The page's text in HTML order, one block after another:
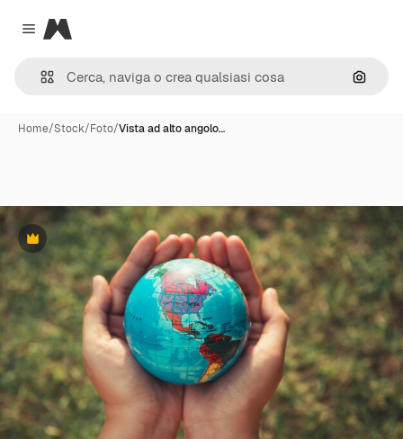
Close menu
Magnific
Cerca
Home/Stock/Foto/Vista ad alto angolo…
Premium